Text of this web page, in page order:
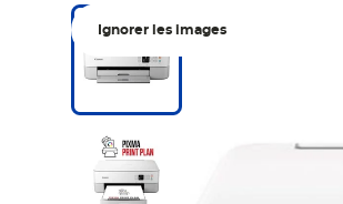
Ignorer les images